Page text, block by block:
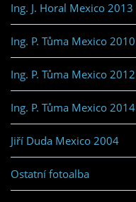
Ing. J. Horal Mexico 2013
Ing. P. Tůma Mexico 2010
Ing. P. Tůma Mexico 2012
Ing. P. Tůma Mexico 2014
Jiří Duda Mexico 2004
Ostatní fotoalba